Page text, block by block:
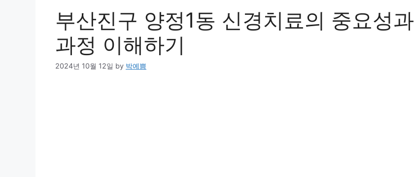
부산진구 양정1동 신경치료의 중요성과
과정 이해하기
2024년 10월 12일 by 박예쁨